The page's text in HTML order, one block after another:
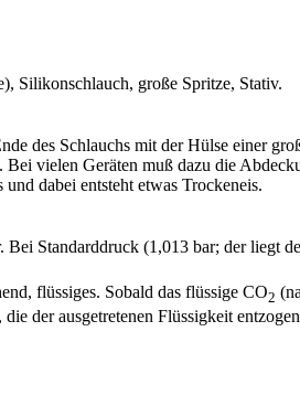
Silikonschlauch, große Spritze, Stativ.
des Schlauchs mit der Hülse einer
vielen Geräten muß dazu die
und dabei entsteht etwas Trockeneis.
Bei Standarddruck (1,013 bar; der liegt
flüssiges. Sobald das flüssige CO2
der ausgetretenen Flüssigkeit